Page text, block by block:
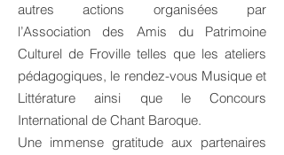
autres actions organisées par
l’Association des Amis du Patrimoine
Culturel de Froville telles que les ateliers
pédagogiques, le rendez-vous Musique et
Littérature ainsi que le Concours
International de Chant Baroque.
Une immense gratitude aux partenaires